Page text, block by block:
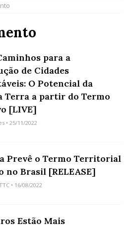
para a
de Cidades
O Potencial da
Terra a partir do Termo
[LIVE]
• 25/11/2022
Prevê o Termo Territorial
no Brasil [RELEASE]
• 16/08/2022
Estão Mais